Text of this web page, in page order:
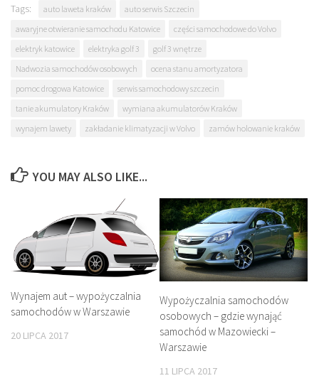
Tags: auto laweta kraków
auto serwis Szczecin
awaryjne otwieranie samochodu Katowice
części samochodowe do Volvo
elektryk katowice
elektryka golf 3
golf 3 wnętrze
Nadwozia samochodów osobowych
ocena stanu amortyzatora
pomoc drogowa Katowice
serwis samochodowy szczecin
tanie akumulatory Kraków
wymiana akumulatorów Kraków
wynajem lawety
zakładanie klimatyzacji w Volvo zamów holowanie kraków
YOU MAY ALSO LIKE...
Wynajem aut – wypożyczalnia
samochodów w Warszawie
20 LIPCA 2017
Wypożyczalnia samochodów
osobowych – gdzie wynająć
samochód w Mazowiecki –
Warszawie
11 LIPCA 2017